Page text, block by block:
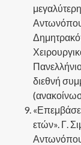
διεθνή
ετών». Γ.